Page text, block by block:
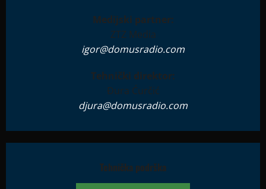
Medijski partner:
ZTZ Media
igor@domusradio.com
Tehnički direktor:
Đura Ćurčić
djura@domusradio.com
Tehnička podrška